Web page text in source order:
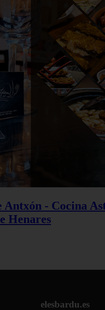
Antxón - Cocina
Henares
elesbardu.es